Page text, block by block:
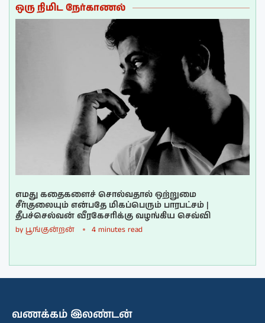
ஒரு நிமிட நேர்காணல்
எமது கதைகளைச் சொல்வதால் ஒற்றுமை
சீர்குலையும் என்பதே மிகப்பெரும் பாரபட்சம் |
தீபச்செல்வன் வீரகேசரிக்கு வழங்கிய செவ்வி
by பூங்குன்றன் 4 minutes read
வணக்கம் இலண்டன்